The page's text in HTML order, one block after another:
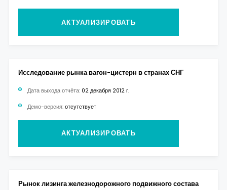
АКТУАЛИЗИРОВАТЬ
Исследование рынка вагон-цистерн в странах СНГ
Дата выхода отчёта: 02 декабря 2012 г.
Демо-версия: отсутствует
АКТУАЛИЗИРОВАТЬ
Рынок лизинга железнодорожного подвижного состава